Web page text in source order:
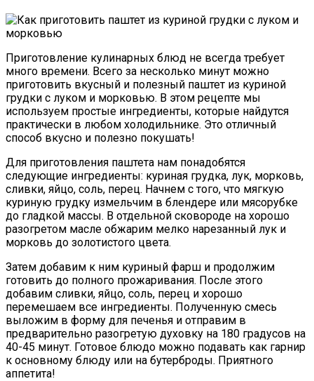
Приготовление кулинарных блюд не всегда требует
много времени. Всего за несколько минут можно
приготовить вкусный и полезный паштет из куриной
грудки с луком и морковью. В этом рецепте мы
используем простые ингредиенты, которые найдутся
практически в любом холодильнике. Это отличный
способ вкусно и полезно покушать!
Для приготовления паштета нам понадобятся
следующие ингредиенты: куриная грудка, лук, морковь,
сливки, яйцо, соль, перец. Начнем с того, что мягкую
куриную грудку измельчим в блендере или мясорубке
до гладкой массы. В отдельной сковороде на хорошо
разогретом масле обжарим мелко нарезанный лук и
морковь до золотистого цвета.
Затем добавим к ним куриный фарш и продолжим
готовить до полного прожаривания. После этого
добавим сливки, яйцо, соль, перец и хорошо
перемешаем все ингредиенты. Полученную смесь
выложим в форму для печенья и отправим в
предварительно разогретую духовку на 180 градусов на
40-45 минут. Готовое блюдо можно подавать как гарнир
к основному блюду или на бутерброды. Приятного
аппетита!